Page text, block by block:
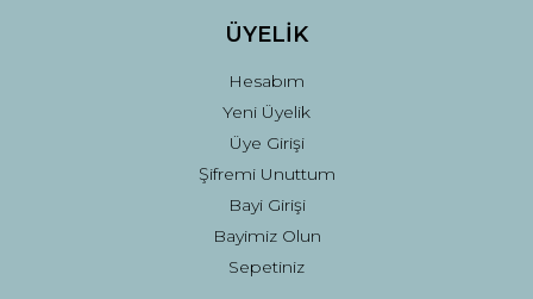
ÜYELİK
Hesabım
Yeni Üyelik
Üye Girişi
Şifremi Unuttum
Bayi Girişi
Bayimiz Olun
Sepetiniz